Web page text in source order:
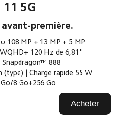
Acheter
11 5G
première.
MP + 13 MP + 5 MP
120 Hz de 6,81"
Snapdragon™ 888
(type) | Charge rapide 55 W
Go/8 Go+256 Go